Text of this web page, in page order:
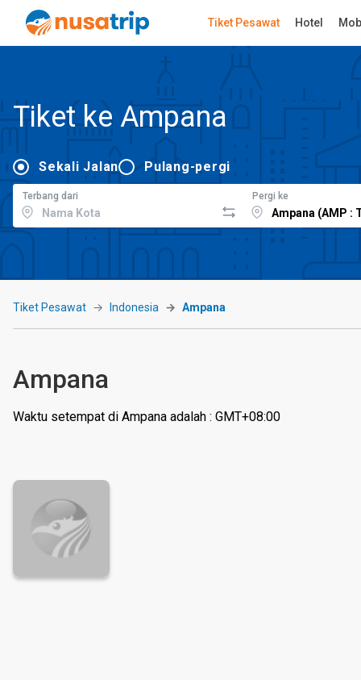
Tiket Pesawat Hotel
Tiket ke Ampana
Sekali Jalan Pulang-pergi
Terbang dari Pergi ke
Tiket Pesawat Indonesia Ampana
Ampana
Waktu setempat di Ampana adalah : GMT+08:00